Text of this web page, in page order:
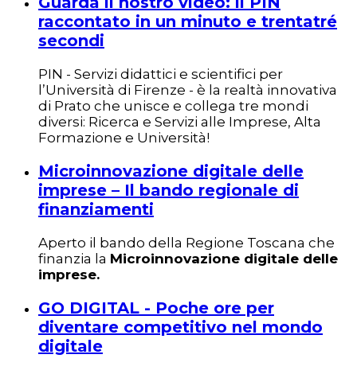
raccontato in un minuto e trentatré
secondi
PIN - Servizi didattici e scientifici per
l’Università di Firenze - è la realtà innovativa
di Prato che unisce e collega tre mondi
diversi: Ricerca e Servizi alle Imprese, Alta
Formazione e Università!
Microinnovazione digitale delle
imprese – Il bando regionale di
finanziamenti
Aperto il bando della Regione Toscana che
finanzia la Microinnovazione digitale delle
imprese.
GO DIGITAL - Poche ore per
diventare competitivo nel mondo
digitale